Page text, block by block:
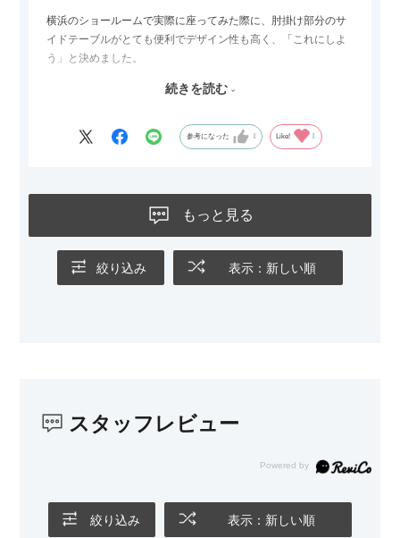
横浜のショールームで実際に座ってみた際に、肘掛け部分のサ
イドテーブルがとても便利でデザイン性も高く、「これにしよ
う」と決めました。
サイズは2.5人掛けですが、幅184cmとコンパクトなので圧迫感
グとのバランスもぴったりで、リビング全体がすっきり見えま
ないのもお気に入りのポイントです。さらに、わが家はソファ
の後ろ側を通ることも多い間取りなので、背面まできれいに仕
ても美しく、空間の印象を損ないません。
また、カウチのように足を伸ばしてくつろげるスタイルが理想
かせるため、普段はカウチとして使い、来客時には離してスツ
す。
続きを読む
参考になった Like!
もっと見る
絞り込み 表示：新しい順
スタッフレビュー
絞り込み 表示：新しい順